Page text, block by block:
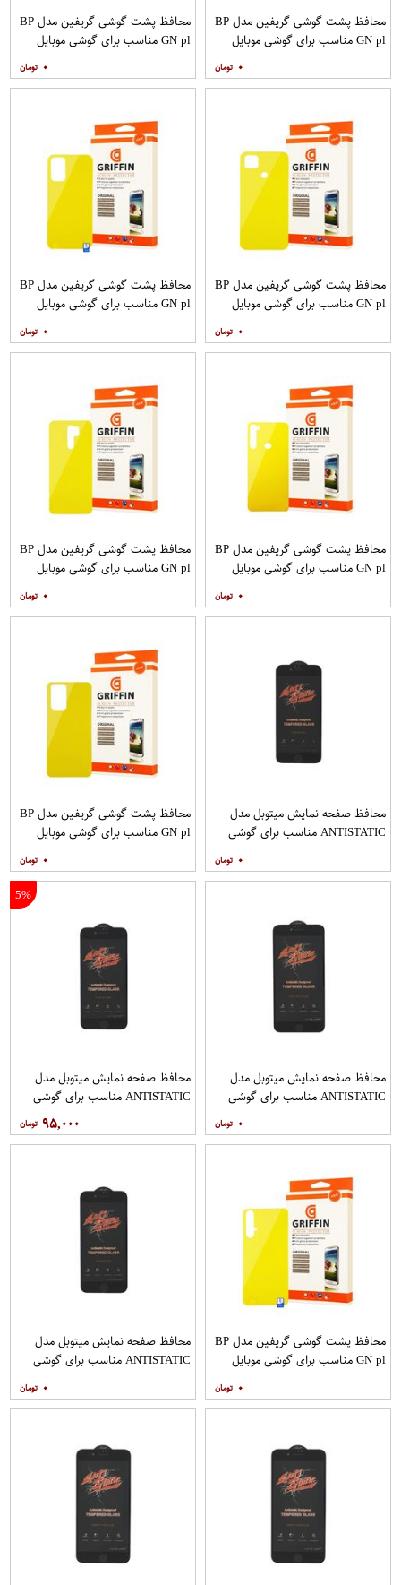
محافظ پشت گوشی گریفین مدل BP
GN pl مناسب برای گوشی موبایل
۰
محافظ پشت گوشی گریفین مدل BP
GN pl مناسب برای گوشی موبایل
۰
محافظ پشت گوشی گریفین مدل BP
GN pl مناسب برای گوشی موبایل
۰
محافظ پشت گوشی گریفین مدل BP
GN pl مناسب برای گوشی موبایل
۰
محافظ پشت گوشی گریفین مدل BP
GN pl مناسب برای گوشی موبایل
۰
محافظ پشت گوشی گریفین مدل BP
GN pl مناسب برای گوشی موبایل
۰
محافظ صفحه نمایش میتوبل مدل
ANTISTATIC مناسب برای گوشی
۰
محافظ پشت گوشی گریفین مدل BP
GN pl مناسب برای گوشی موبایل
۰
محافظ صفحه نمایش میتوبل مدل
ANTISTATIC مناسب برای گوشی
۰
5%
محافظ صفحه نمایش میتوبل مدل
ANTISTATIC مناسب برای گوشی
۹۵,۰۰۰
محافظ پشت گوشی گریفین مدل BP
GN pl مناسب برای گوشی موبایل
۰
محافظ صفحه نمایش میتوبل مدل
ANTISTATIC مناسب برای گوشی
۰